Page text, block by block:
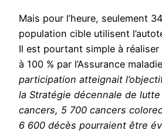
Mais pour l’heure, seulement
population cible utilisent
Il est pourtant simple à
à 100 % par l’Assurance
participation atteignait
la Stratégie décennale de
cancers, 5 700 cancers
6 600 décès pourraient être